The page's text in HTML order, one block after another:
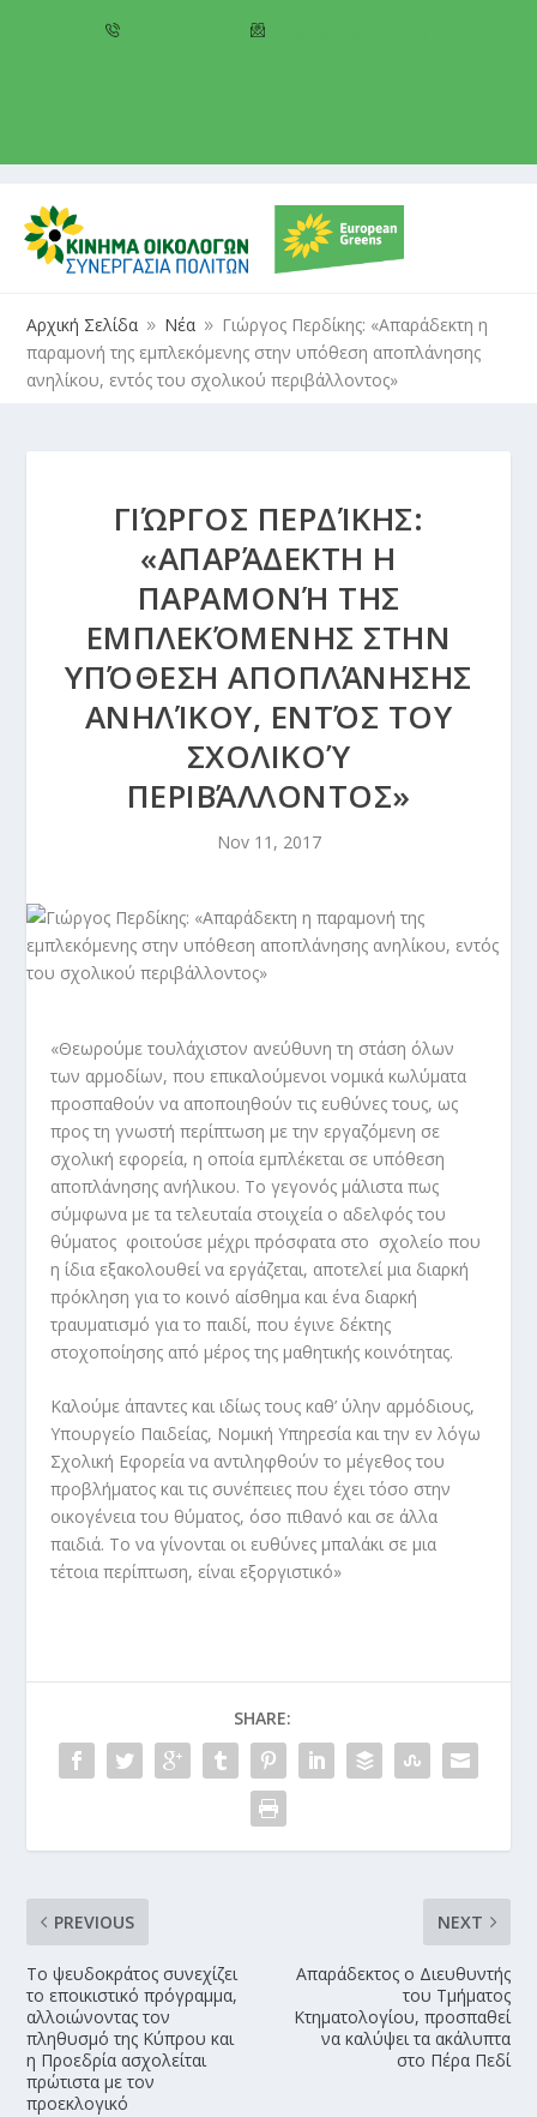
Αρχική Σελίδα 9 Νέα 9
Γιώργος Περδίκης: «Απαράδεκτη η
παραμονή της εμπλεκόμενης στην υπόθεση αποπλάνησης
ανηλίκου, εντός του σχολικού περιβάλλοντος»
ΓΙΏΡΓΟΣ ΠΕΡΔΊΚΗΣ:
«ΑΠΑΡΆΔΕΚΤΗ Η
ΠΑΡΑΜΟΝΉ ΤΗΣ
ΕΜΠΛΕΚΌΜΕΝΗΣ ΣΤΗΝ
ΥΠΌΘΕΣΗ ΑΠΟΠΛΆΝΗΣΗΣ
ΑΝΗΛΊΚΟΥ, ΕΝΤΌΣ ΤΟΥ
ΣΧΟΛΙΚΟΎ
ΠΕΡΙΒΆΛΛΟΝΤΟΣ»
Nov 11, 2017
«Θεωρούμε τουλάχιστον ανεύθυνη τη στάση όλων
των αρμοδίων, που επικαλούμενοι νομικά κωλύματα
προσπαθούν να αποποιηθούν τις ευθύνες τους, ως
προς τη γνωστή περίπτωση με την εργαζόμενη σε
σχολική εφορεία, η οποία εμπλέκεται σε υπόθεση
αποπλάνησης ανήλικου. Το γεγονός μάλιστα πως
σύμφωνα με τα τελευταία στοιχεία ο αδελφός του
θύματος φοιτούσε μέχρι πρόσφατα στο σχολείο που
η ίδια εξακολουθεί να εργάζεται, αποτελεί μια διαρκή
πρόκληση για το κοινό αίσθημα και ένα διαρκή
τραυματισμό για το παιδί, που έγινε δέκτης
στοχοποίησης από μέρος της μαθητικής κοινότητας.
Καλούμε άπαντες και ιδίως τους καθ’ ύλην αρμόδιους,
Υπουργείο Παιδείας, Νομική Υπηρεσία και την εν λόγω
Σχολική Εφορεία να αντιληφθούν το μέγεθος του
προβλήματος και τις συνέπειες που έχει τόσο στην
οικογένεια του θύματος, όσο πιθανό και σε άλλα
παιδιά. Το να γίνονται οι ευθύνες μπαλάκι σε μια
τέτοια περίπτωση, είναι εξοργιστικό»
SHARE:
PREVIOUS
Το ψευδοκράτος συνεχίζει
το εποικιστικό πρόγραμμα,
αλλοιώνοντας τον
πληθυσμό της Κύπρου και
η Προεδρία ασχολείται
πρώτιστα με τον
προεκλογικό
NEXT
Απαράδεκτος ο Διευθυντής
του Τμήματος
Κτηματολογίου, προσπαθεί
να καλύψει τα ακάλυπτα
στο Πέρα Πεδί